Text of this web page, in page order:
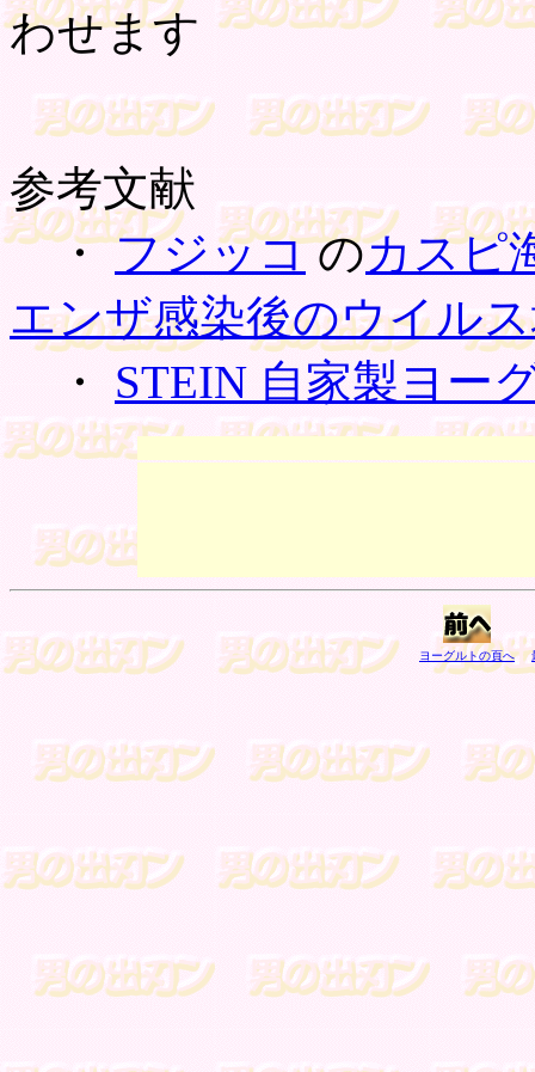
わせます
参考文献
・フジッコのカスピ
エンザ感染後のウイル
・ STEIN 自家製ヨー
ヨーグルトの頁へ